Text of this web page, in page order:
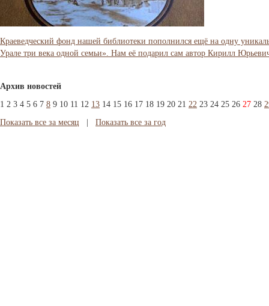
Краеведческий фонд нашей библиотеки пополнился ещё на одну
Урале три века одной семьи». Нам её подарил сам автор Кирилл
Архив новостей
1 2 3 4 5 6 7 8 9 10 11 12 13 14 15 16 17 18 19 20 21 22 23 24 25 26 27 28
Показать все за месяц
Показать все за год